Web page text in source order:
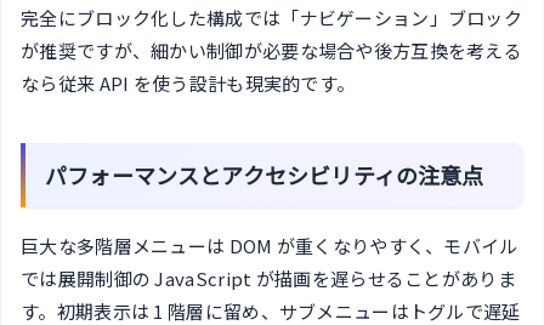
完全にブロック化した構成では「ナビゲーション」ブロック
が推奨ですが、細かい制御が必要な場合や後方互換を考える
なら従来 API を使う設計も現実的です。
パフォーマンスとアクセシビリティの注意点
巨大な多階層メニューは DOM が重くなりやすく、モバイル
では展開制御の JavaScript が描画を遅らせることがありま
す。初期表示は 1 階層に留め、サブメニューはトグルで遅延